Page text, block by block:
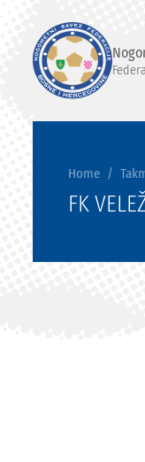
Home
FK